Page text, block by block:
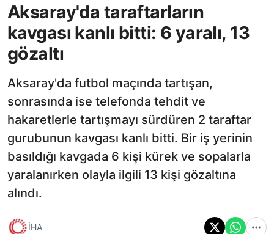
Aksaray'da taraftarların
kavgası kanlı bitti: 6 yaralı, 13
gözaltı
Aksaray'da futbol maçında tartışan,
sonrasında ise telefonda tehdit ve
hakaretlerle tartışmayı sürdüren 2 taraftar
gurubunun kavgası kanlı bitti. Bir iş yerinin
basıldığı kavgada 6 kişi kürek ve sopalarla
yaralanırken olayla ilgili 13 kişi gözaltına
alındı.
İHA